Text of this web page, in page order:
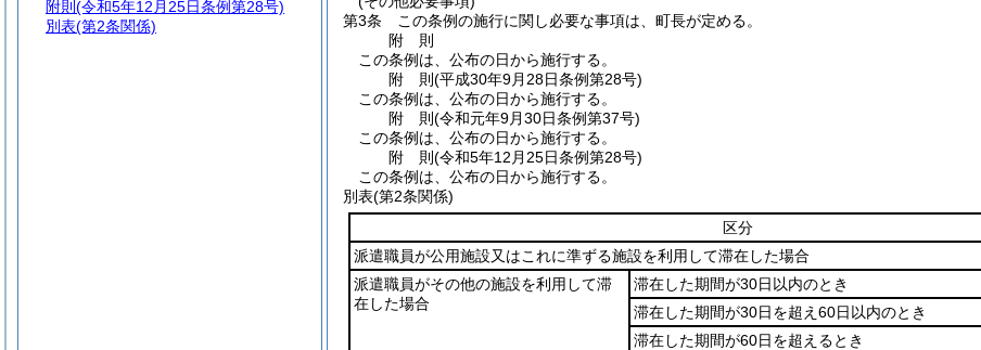
第3条
この条例の施行に関し必要な事項は、町長が定める。
附 則
この条例は、公布の日から施行する。
附 則(平成30年9月28日条例第28号)
この条例は、公布の日から施行する。
附 則(令和元年9月30日条例第37号)
この条例は、公布の日から施行する。
附 則(令和5年12月25日条例第28号)
この条例は、公布の日から施行する。
別表(第2条関係)
区分
派遣職員が公用施設又はこれに準ずる施設を利用して滞在した場合
派遣職員がその他の施設を利用して滞
在した場合
滞在した期間が30日以内のとき
滞在した期間が30日を超え60日以内のとき
滞在した期間が60日を超えるとき
附則 (令和5年12月25日条例第28号)
別表(第2条関係)